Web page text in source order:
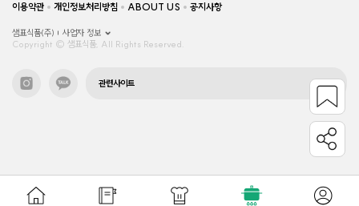
이용약관 개인정보처리방침 ABOUT US 공지사항
샘표식품(주)
사업자 정보
Copyright © 샘표식품, All Rights Reserved.
관련사이트